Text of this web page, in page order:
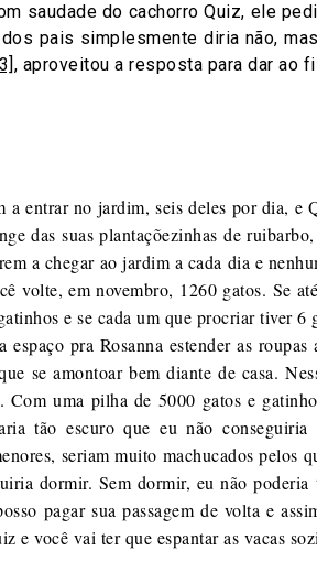
saudade do cachorro Quiz, ele
pais simplesmente diria não,
, aproveitou a resposta para dar ao
a entrar no jardim, seis deles por dia, e
das suas plantaçõezinhas de
a chegar ao jardim a cada dia e
volte, em novembro, 1260 gatos. Se
e se cada um que procriar tiver
pra Rosanna estender as
se amontoar bem diante de casa.
Com uma pilha de 5000 gatos e
tão escuro que eu não
seriam muito machucados
dormir. Sem dormir, eu não
pagar sua passagem de volta e
e você vai ter que espantar as vacas